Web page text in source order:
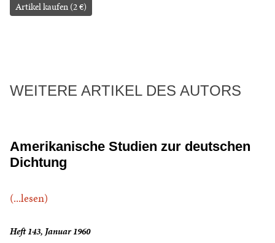
Artikel kaufen (2 €)
WEITERE ARTIKEL DES AUTORS
Amerikanische Studien zur deutschen
Dichtung
(...lesen)
Heft 143, Januar 1960